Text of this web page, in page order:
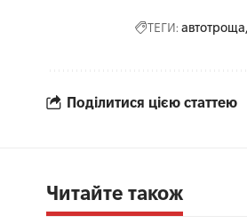
ТЕГИ: автотроща
Поділитися цією статтею
Читайте також